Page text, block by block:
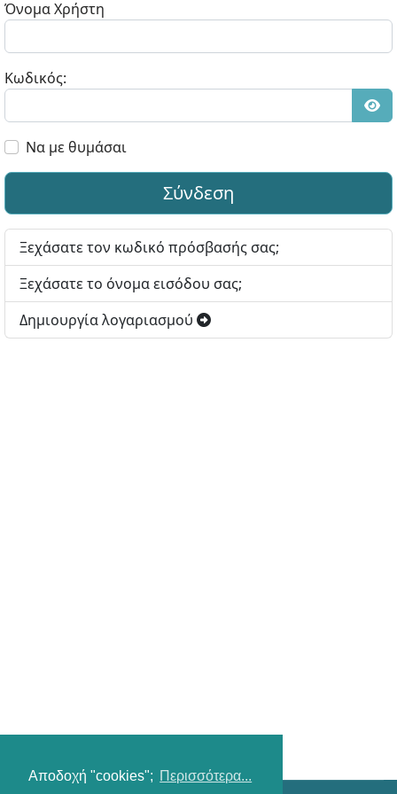
Αποδοχή "cookies"; Περισσότερα...
Όνομα Χρήστη
Κωδικός:
Να με θυμάσαι
Σύνδεση
Ξεχάσατε τον κωδικό πρόσβασής σας;
Ξεχάσατε το όνομα εισόδου σας;
Δημιουργία λογαριασμού